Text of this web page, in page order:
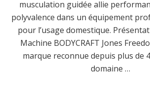
musculation guidée allie
polyvalence dans un équipement
pour l’usage domestique.
Machine BODYCRAFT Jones
marque reconnue depuis plus de
domaine …